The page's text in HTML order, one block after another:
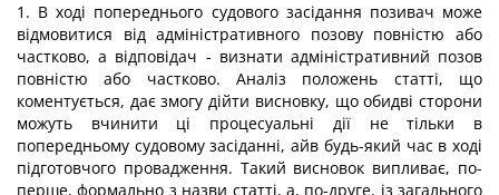
1. В ході попереднього судового засідання позивач може
відмовитися від адміністративного позову повністю або
частково, а відповідач - визнати адміністративний позов
повністю або частково. Аналіз положень статті, що
коментується, дає змогу дійти висновку, що обидві сторони
можуть вчинити ці процесуальні дії не тільки в
попередньому судовому засіданні, айв будь-який час в ході
підготовчого провадження. Такий висновок випливає, по-
перше, формально з назви статті, а, по-друге, із загального